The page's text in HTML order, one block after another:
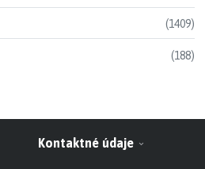
(1409)
(188)
Kontaktné údaje